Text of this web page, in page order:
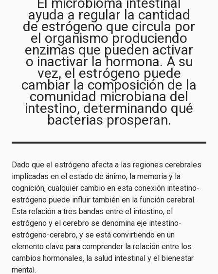
ayuda a regular la cantidad
de estrógeno que circula por
el organismo produciendo
enzimas que pueden activar
o inactivar la hormona. A su
vez, el estrógeno puede
cambiar la composición de la
comunidad microbiana del
intestino, determinando qué
bacterias prosperan.
Dado que el estrógeno afecta a las regiones cerebrales
implicadas en el estado de ánimo, la memoria y la
cognición, cualquier cambio en esta conexión intestino-
estrógeno puede influir también en la función cerebral.
Esta relación a tres bandas entre el intestino, el
estrógeno y el cerebro se denomina eje intestino-
estrógeno-cerebro, y se está convirtiendo en un
elemento clave para comprender la relación entre los
cambios hormonales, la salud intestinal y el bienestar
mental.